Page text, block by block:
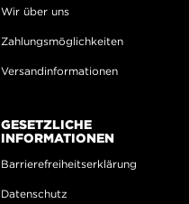
Wir über uns
Zahlungsmöglichkeiten
Versandinformationen
GESETZLICHE
INFORMATIONEN
Barrierefreiheitserklärung
Datenschutz